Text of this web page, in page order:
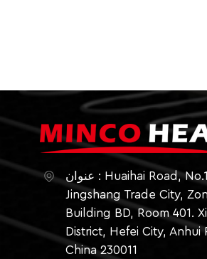
عنوان : Huaihai Road, No.1188,
Jingshang Trade City,
Building BD, Room 401.
District, Hefei City, Anhui
China 230011